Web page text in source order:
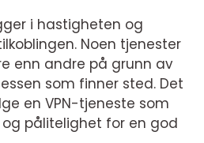
i hastigheten og
Noen tjenester
enn andre på grunn av
som finner sted. Det
en VPN-tjeneste som
pålitelighet for en god